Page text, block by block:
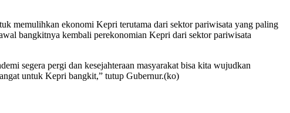
memulihkan ekonomi Kepri terutama dari sektor pariwisata yang paling
bangkitnya kembali perekonomian Kepri dari sektor pariwisata
segera pergi dan kesejahteraan masyarakat bisa kita wujudkan
untuk Kepri bangkit,” tutup Gubernur.(ko)